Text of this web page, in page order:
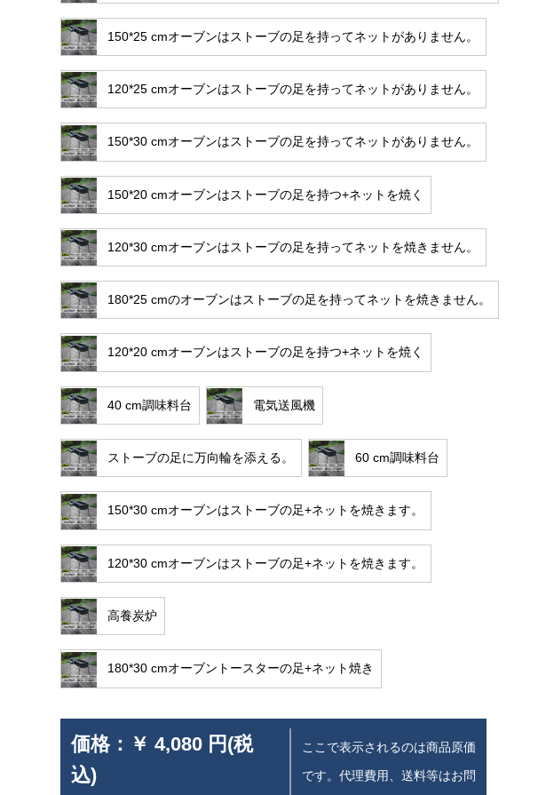
150*25 cmオーブンはストーブの足を持ってネットがありません。
120*25 cmオーブンはストーブの足を持ってネットがありません。
150*30 cmオーブンはストーブの足を持ってネットがありません。
150*20 cmオーブンはストーブの足を持つ+ネットを焼く
120*30 cmオーブンはストーブの足を持ってネットを焼きません。
180*25 cmのオーブンはストーブの足を持ってネットを焼きません。
120*20 cmオーブンはストーブの足を持つ+ネットを焼く
40 cm調味料台 電気送風機
ストーブの足に万向輪を添える。 60 cm調味料台
150*30 cmオーブンはストーブの足+ネットを焼きます。
120*30 cmオーブンはストーブの足+ネットを焼きます。
高養炭炉
180*30 cmオーブントースターの足+ネット焼き
価格： ￥ 4,080 円(税
込)
ここで表示されるのは商品原価
です。代理費用、送料等はお問